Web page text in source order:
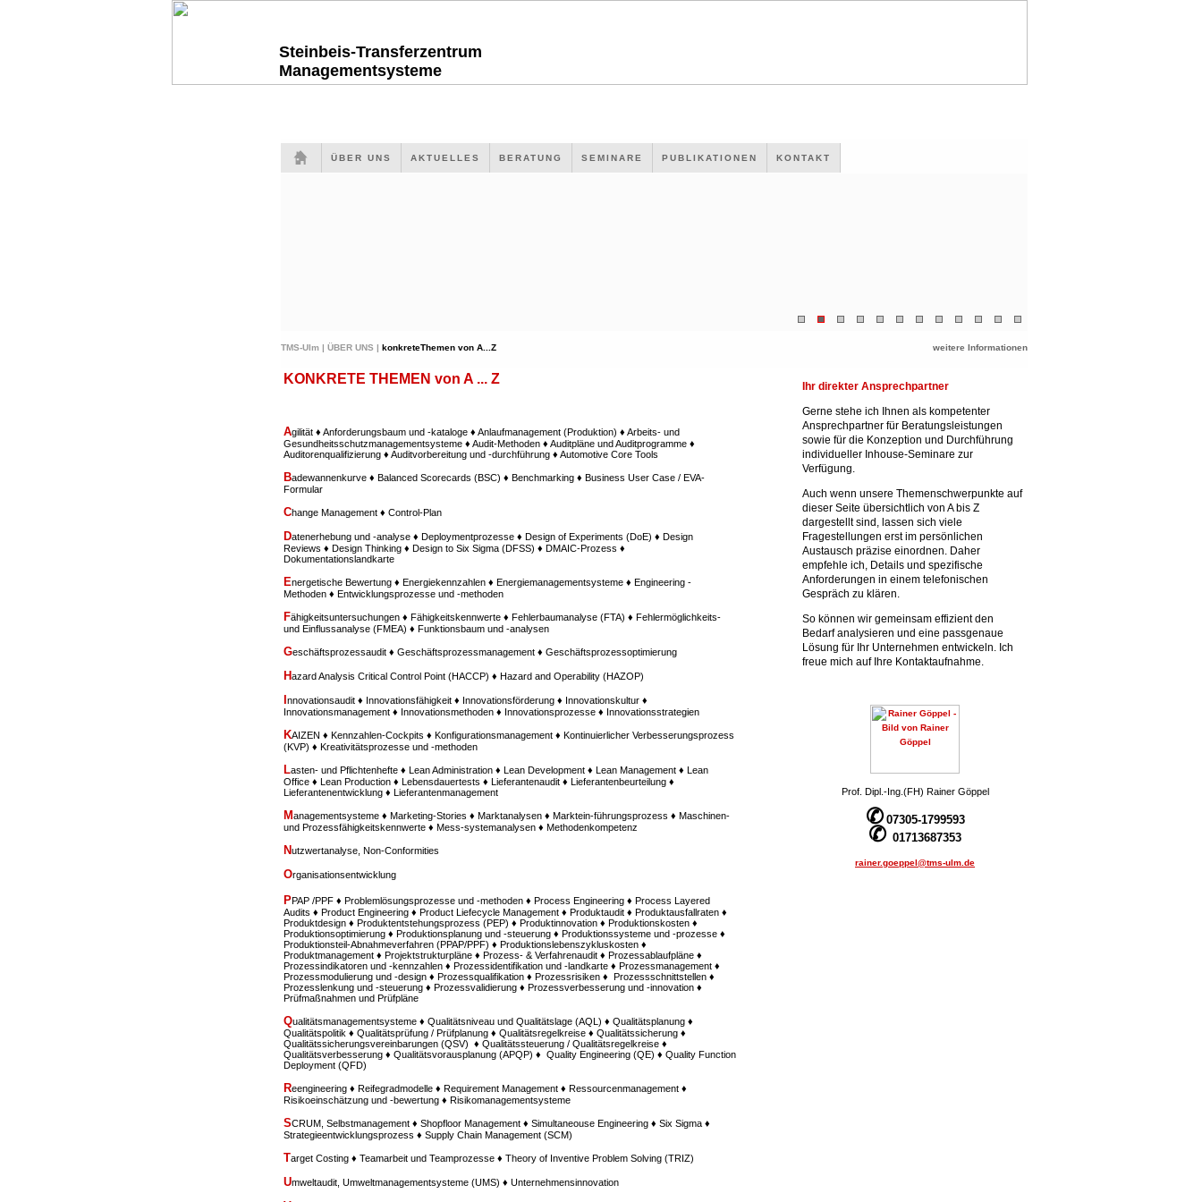
Steinbeis-Transferzentrum
Managementsysteme
ÜBER UNS AKTUELLES BERATUNG SEMINARE PUBLIKATIONEN KONTAKT
TMS-Ulm | ÜBER UNS | konkreteThemen von A...Z weitere Informationen
KONKRETE THEMEN von A ... Z
Agilität ♦ Anforderungsbaum und -kataloge ♦ Anlaufmanagement (Produktion) ♦ Arbeits- und
Gesundheitsschutzmanagementsysteme ♦ Audit-Methoden ♦ Auditpläne und Auditprogramme ♦
Auditorenqualifizierung ♦ Auditvorbereitung und -durchführung ♦ Automotive Core Tools
Badewannenkurve ♦ Balanced Scorecards (BSC) ♦ Benchmarking ♦ Business User Case / EVA-
Formular
Change Management ♦ Control-Plan
Datenerhebung und -analyse ♦ Deploymentprozesse ♦ Design of Experiments (DoE) ♦ Design
Reviews ♦ Design Thinking ♦ Design to Six Sigma (DFSS) ♦ DMAIC-Prozess ♦
Dokumentationslandkarte
Energetische Bewertung ♦ Energiekennzahlen ♦ Energiemanagementsysteme ♦ Engineering -
Methoden ♦ Entwicklungsprozesse und -methoden
Fähigkeitsuntersuchungen ♦ Fähigkeitskennwerte ♦ Fehlerbaumanalyse (FTA) ♦ Fehlermöglichkeits-
und Einflussanalyse (FMEA) ♦ Funktionsbaum und -analysen
Geschäftsprozessaudit ♦ Geschäftsprozessmanagement ♦ Geschäftsprozessoptimierung
Hazard Analysis Critical Control Point (HACCP) ♦ Hazard and Operability (HAZOP)
nnovationsaudit ♦ Innovationsfähigkeit ♦ Innovationsförderung ♦ Innovationskultur ♦
Innovationsmanagement ♦ Innovationsmethoden ♦ Innovationsprozesse ♦ Innovationsstrategien
KAIZEN ♦ Kennzahlen-Cockpits ♦ Konfigurationsmanagement ♦ Kontinuierlicher Verbesserungsprozess
(KVP) ♦ Kreativitätsprozesse und -methoden
Lasten- und Pflichtenhefte ♦ Lean Administration ♦ Lean Development ♦ Lean Management ♦ Lean
Office ♦ Lean Production ♦ Lebensdauertests ♦ Lieferantenaudit ♦ Lieferantenbeurteilung ♦
Lieferantenentwicklung ♦ Lieferantenmanagement
Managementsysteme ♦ Marketing-Stories ♦ Marktanalysen ♦ Marktein-führungsprozess ♦ Maschinen-
und Prozessfähigkeitskennwerte ♦ Mess-systemanalysen ♦ Methodenkompetenz
Nutzwertanalyse, Non-Conformities
Organisationsentwicklung
PPAP /PPF ♦ Problemlösungsprozesse und -methoden ♦ Process Engineering ♦ Process Layered
Audits ♦ Product Engineering ♦ Product Liefecycle Management ♦ Produktaudit ♦ Produktausfallraten ♦
Produktdesign ♦ Produktentstehungsprozess (PEP) ♦ Produktinnovation ♦ Produktionskosten ♦
Produktionsoptimierung ♦ Produktionsplanung und -steuerung ♦ Produktionssysteme und -prozesse ♦
Produktionsteil-Abnahmeverfahren (PPAP/PPF) ♦ Produktionslebenszykluskosten ♦
Produktmanagement ♦ Projektstrukturpläne ♦ Prozess- & Verfahrenaudit ♦ Prozessablaufpläne ♦
Prozessindikatoren und -kennzahlen ♦ Prozessidentifikation und -landkarte ♦ Prozessmanagement ♦
Prozessmodulierung und -design ♦ Prozessqualifikation ♦ Prozessrisiken ♦ Prozessschnittstellen ♦
Prozesslenkung und -steuerung ♦ Prozessvalidierung ♦ Prozessverbesserung und -innovation ♦
Prüfmaßnahmen und Prüfpläne
Qualitätsmanagementsysteme ♦ Qualitätsniveau und Qualitätslage (AQL) ♦ Qualitätsplanung ♦
Qualitätspolitik ♦ Qualitätsprüfung / Prüfplanung ♦ Qualitätsregelkreise ♦ Qualitätssicherung ♦
Qualitätssicherungsvereinbarungen (QSV) ♦ Qualitätssteuerung / Qualitätsregelkreise ♦
Qualitätsverbesserung ♦ Qualitätsvorausplanung (APQP) ♦ Quality Engineering (QE) ♦ Quality Function
Deployment (QFD)
Reengineering ♦ Reifegradmodelle ♦ Requirement Management ♦ Ressourcenmanagement ♦
Risikoeinschätzung und -bewertung ♦ Risikomanagementsysteme
SCRUM, Selbstmanagement ♦ Shopfloor Management ♦ Simultaneouse Engineering ♦ Six Sigma ♦
Strategieentwicklungsprozess ♦ Supply Chain Management (SCM)
Target Costing ♦ Teamarbeit und Teamprozesse ♦ Theory of Inventive Problem Solving (TRIZ)
Umweltaudit, Umweltmanagementsysteme (UMS) ♦ Unternehmensinnovation
Ihr direkter Ansprechpartner
Gerne stehe ich Ihnen als kompetenter
Ansprechpartner für Beratungsleistungen
sowie für die Konzeption und Durchführung
individueller Inhouse-Seminare zur
Verfügung.
Auch wenn unsere Themenschwerpunkte auf
dieser Seite übersichtlich von A bis Z
dargestellt sind, lassen sich viele
Fragestellungen erst im persönlichen
Austausch präzise einordnen. Daher
empfehle ich, Details und spezifische
Anforderungen in einem telefonischen
Gespräch zu klären.
So können wir gemeinsam effizient den
Bedarf analysieren und eine passgenaue
Lösung für Ihr Unternehmen entwickeln. Ich
freue mich auf Ihre Kontaktaufnahme.
Prof. Dipl.-Ing.(FH) Rainer Göppel
✆ 07305-1799593
✆ 01713687353
rainer.goeppel@tms-ulm.de